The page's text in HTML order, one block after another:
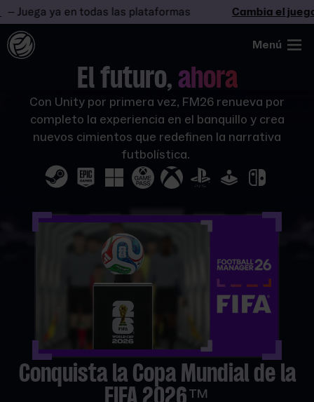
ya en todas las plataformas Cambia el juego
Menú
El futuro, ahora
Con Unity por primera vez, FM26 renueva por
completo la experiencia en el banquillo y crea
nuevos cimientos que redefinen la narrativa
futbolística.
Conquista la Copa Mundial de la